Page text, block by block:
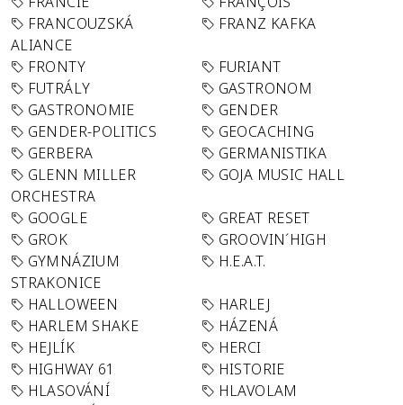
FRANCOUZSKÁ
ALIANCE
FRANZ KAFKA
FRONTY
FURIANT
FUTRÁLY
GASTRONOM
GASTRONOMIE
GENDER
GENDER-POLITICS
GEOCACHING
GERBERA
GERMANISTIKA
GLENN MILLER
ORCHESTRA
GOJA MUSIC HALL
GOOGLE
GREAT RESET
GROK
GROOVIN´HIGH
GYMNÁZIUM
STRAKONICE
H.E.A.T.
HALLOWEEN
HARLEJ
HARLEM SHAKE
HÁZENÁ
HEJLÍK
HERCI
HIGHWAY 61
HISTORIE
HLASOVÁNÍ
HLAVOLAM